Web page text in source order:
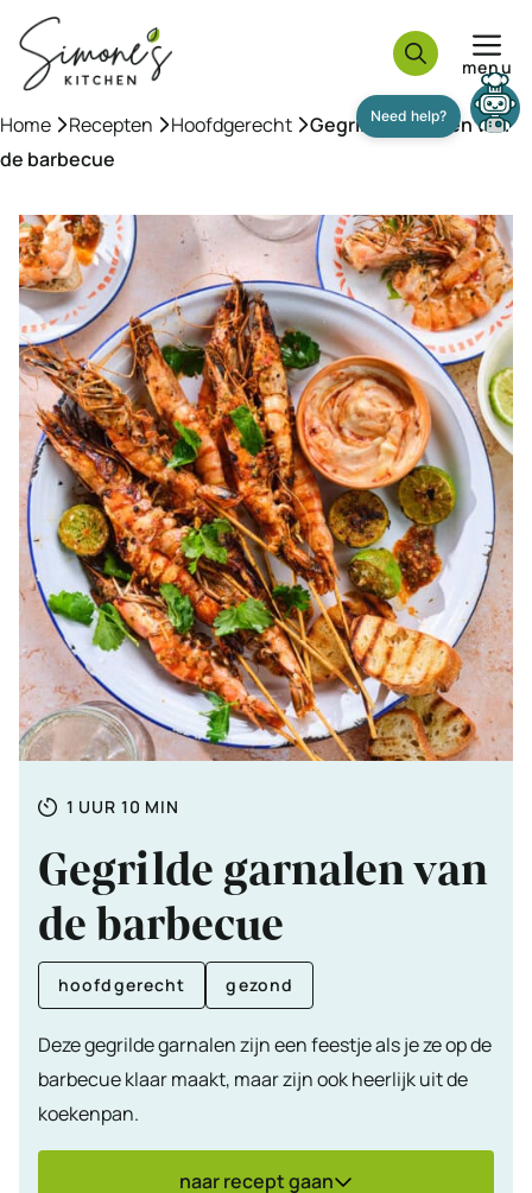
naar
inhoud
menu
Home »Recepten »Hoofdgerecht »Gegrilde garnalen van
de barbecue
Totale
1 UUR
UUR 10 MINUTEN
MIN
Gegrilde garnalen van
de barbecue
hoofdgerecht gezond
Deze gegrilde garnalen zijn een feestje als je ze op de
barbecue klaar maakt, maar zijn ook heerlijk uit de
koekenpan.
naar recept gaan